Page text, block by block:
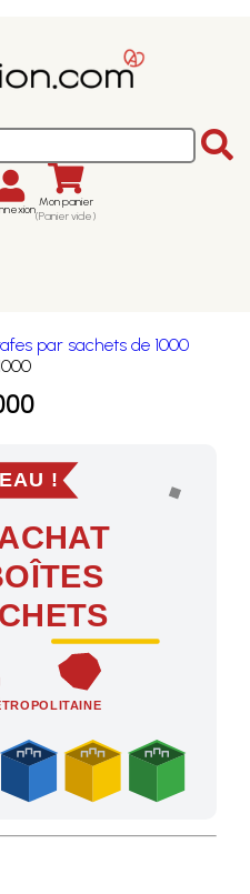
Mon panier
(Panier vide)
par sachets de 1000
en France métropolitaine